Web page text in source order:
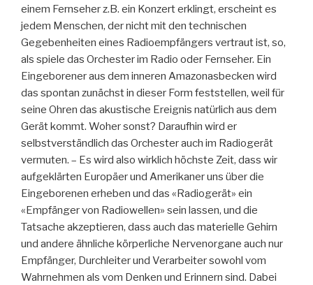
einem Fernseher z.B. ein Konzert erklingt, erscheint es
jedem Menschen, der nicht mit den technischen
Gegebenheiten eines Radioempfängers vertraut ist, so,
als spiele das Orchester im Radio oder Fernseher. Ein
Eingeborener aus dem inneren Amazonasbecken wird
das spontan zunächst in dieser Form feststellen, weil für
seine Ohren das akustische Ereignis natürlich aus dem
Gerät kommt. Woher sonst? Daraufhin wird er
selbstverständlich das Orchester auch im Radiogerät
vermuten. – Es wird also wirklich höchste Zeit, dass wir
aufgeklärten Europäer und Amerikaner uns über die
Eingeborenen erheben und das «Radiogerät» ein
«Empfänger von Radiowellen» sein lassen, und die
Tatsache akzeptieren, dass auch das materielle Gehirn
und andere ähnliche körperliche Nervenorgane auch nur
Empfänger, Durchleiter und Verarbeiter sowohl vom
Wahrnehmen als vom Denken und Erinnern sind. Dabei